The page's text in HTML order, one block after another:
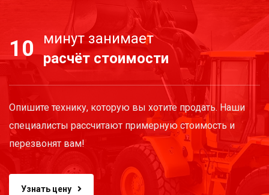
10
минут занимает
расчёт стоимости
Опишите технику, которую вы хотите продать. Наши
специалисты рассчитают примерную стоимость и
перезвонят вам!
Узнать цену